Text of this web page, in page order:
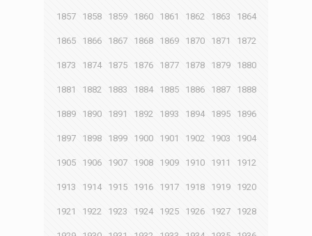
1857 1858 1859 1860 1861 1862 1863 1864
1865 1866 1867 1868 1869 1870 1871 1872
1873 1874 1875 1876 1877 1878 1879 1880
1881 1882 1883 1884 1885 1886 1887 1888
1889 1890 1891 1892 1893 1894 1895 1896
1897 1898 1899 1900 1901 1902 1903 1904
1905 1906 1907 1908 1909 1910 1911 1912
1913 1914 1915 1916 1917 1918 1919 1920
1921 1922 1923 1924 1925 1926 1927 1928